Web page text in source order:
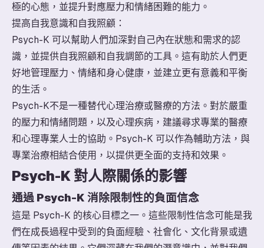
極的心態，並提升對應壓力和情緒困難的能力。
提高自我意識和自我照顧：
Psych-K 可以幫助人們加深對自己內在狀態和需求的認
識，並提供自我照顧和自我調節的工具。這有助於人們更
好地管理壓力、情緒和身心健康，並建立更有意義和平衡
的生活。
Psych-K不是一種替代心理治療或醫療的方法。對於嚴重
的壓力和情緒問題，以及心理疾病，建議尋求專業的醫療
和心理專業人士的協助。Psych-K 可以作為輔助方法，與
專業治療相結合使用，以提供更全面的支持和效果。
Psych-K 對人際關係的影響
通過 Psych-K 消除限制性的負面信念
這是 Psych-K 的核心目標之一。這些限制性信念可能是我
們在成長過程中受到的負面經驗、社會化、文化背景或遺